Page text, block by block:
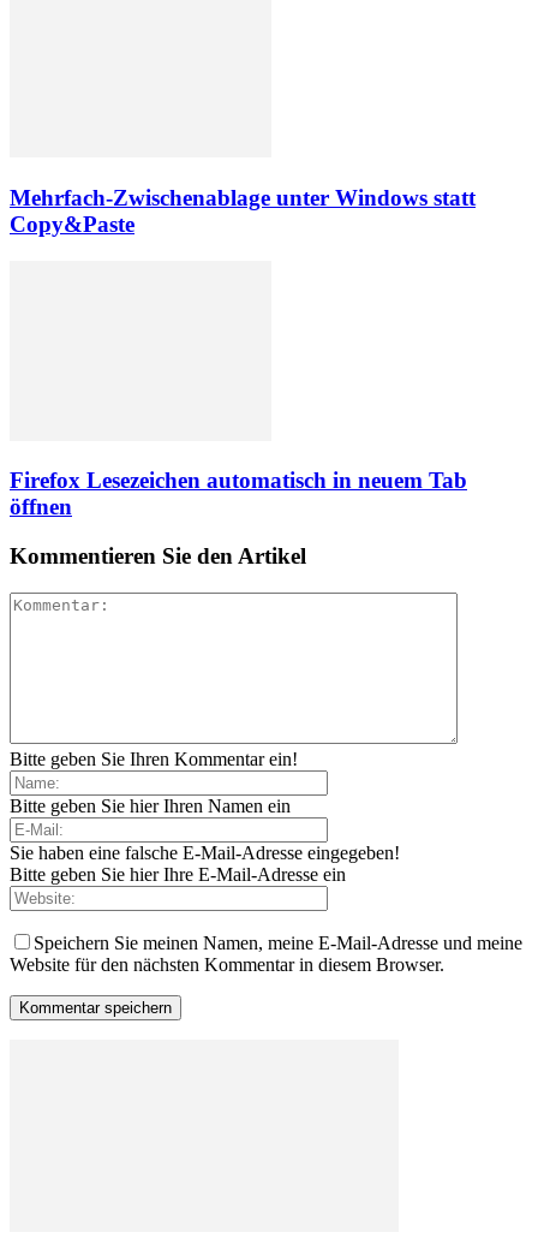
Mehrfach-Zwischenablage unter Windows statt
Copy&Paste
Firefox Lesezeichen automatisch in neuem Tab
öffnen
Kommentieren Sie den Artikel
Bitte geben Sie Ihren Kommentar ein!
Bitte geben Sie hier Ihren Namen ein
Sie haben eine falsche E-Mail-Adresse eingegeben!
Bitte geben Sie hier Ihre E-Mail-Adresse ein
Speichern Sie meinen Namen, meine E-Mail-Adresse und meine
Website für den nächsten Kommentar in diesem Browser.